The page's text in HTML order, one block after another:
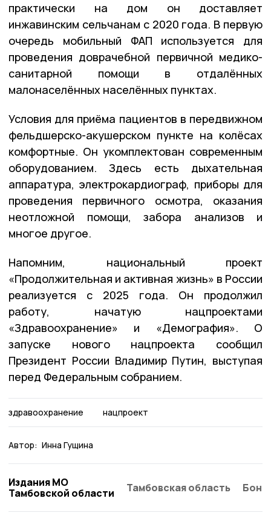
практически на дом он доставляет
инжавинским сельчанам с 2020 года. В первую
очередь мобильный ФАП используется для
проведения доврачебной первичной медико-
санитарной помощи в отдалённых
малонаселённых населённых пунктах.
Условия для приёма пациентов в передвижном
фельдшерско-акушерском пункте на колёсах
комфортные. Он укомплектован современным
оборудованием. Здесь есть дыхательная
аппаратура, электрокардиограф, приборы для
проведения первичного осмотра, оказания
неотложной помощи, забора анализов и
многое другое.
Напомним, национальный проект
«Продолжительная и активная жизнь» в России
реализуется с 2025 года. Он продолжил
работу, начатую нацпроектами
«Здравоохранение» и «Демография». О
запуске нового нацпроекта сообщил
Президент России Владимир Путин, выступая
перед Федеральным собранием.
здравоохранение нацпроект
Автор: Инна Гущина
Издания МО
Тамбовской области
Тамбовская область